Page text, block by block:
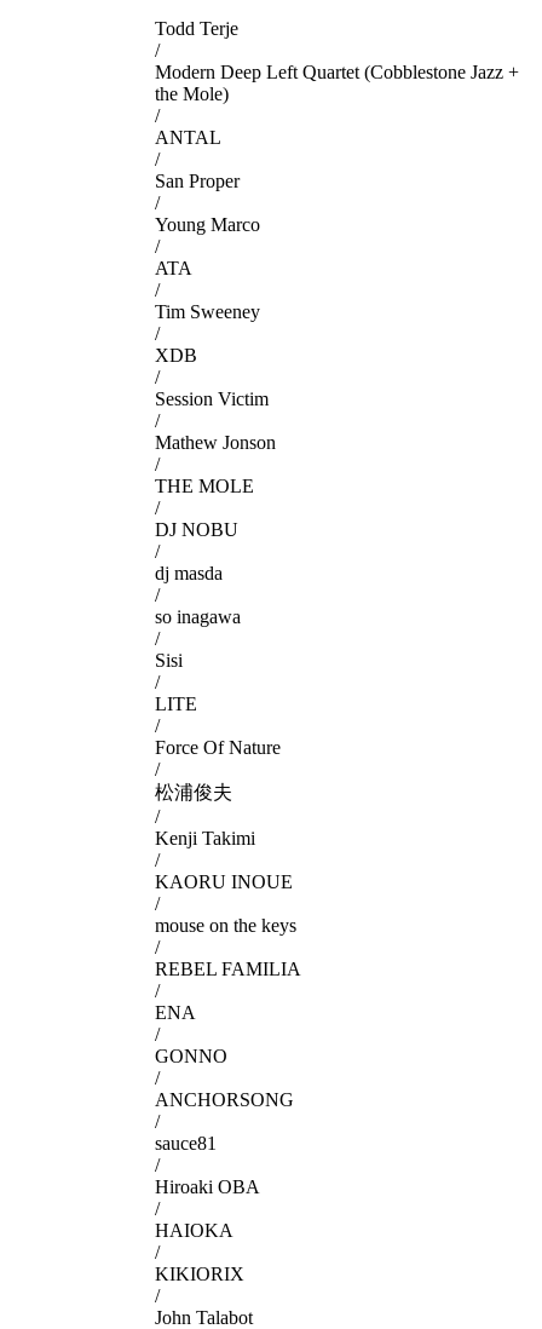
Todd Terje
/
Modern Deep Left Quartet (Cobblestone Jazz +
the Mole)
/
ANTAL
/
San Proper
/
Young Marco
/
ATA
/
Tim Sweeney
/
XDB
/
Session Victim
/
Mathew Jonson
/
THE MOLE
/
DJ NOBU
/
dj masda
/
so inagawa
/
Sisi
/
LITE
/
Force Of Nature
/
松浦俊夫
/
Kenji Takimi
/
KAORU INOUE
/
mouse on the keys
/
REBEL FAMILIA
/
ENA
/
GONNO
/
ANCHORSONG
/
sauce81
/
Hiroaki OBA
/
HAIOKA
/
KIKIORIX
/
John Talabot